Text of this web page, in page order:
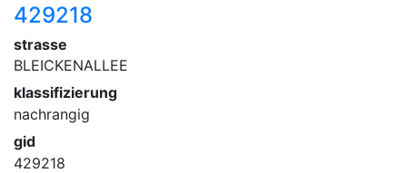
429218
strasse
BLEICKENALLEE
klassifizierung
nachrangig
gid
429218